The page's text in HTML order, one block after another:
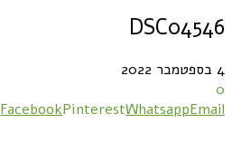
DSC04546
4 בספטמבר 2022
0
FacebookPinterestWhatsappEmail